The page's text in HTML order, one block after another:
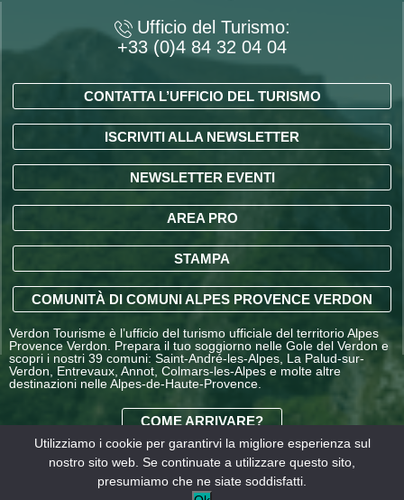
Ufficio del Turismo:
+33 (0)4 84 32 04 04
CONTATTA L’UFFICIO DEL TURISMO
ISCRIVITI ALLA NEWSLETTER
NEWSLETTER EVENTI
AREA PRO
STAMPA
COMUNITÀ DI COMUNI ALPES PROVENCE VERDON
Verdon Tourisme è l’ufficio del turismo ufficiale del territorio Alpes
Provence Verdon. Prepara il tuo soggiorno nelle Gole del Verdon e
scopri i nostri 39 comuni: Saint-André-les-Alpes, La Palud-sur-
Verdon, Entrevaux, Annot, Colmars-les-Alpes e molte altre
destinazioni nelle Alpes-de-Haute-Provence.
COME ARRIVARE?
CONDIZIONI GENERALI
DI VENDITA OFFICE DE
Utilizziamo i cookie per garantirvi la migliore esperienza sul
nostro sito web. Se continuate a utilizzare questo sito,
presumiamo che ne siate soddisfatti.